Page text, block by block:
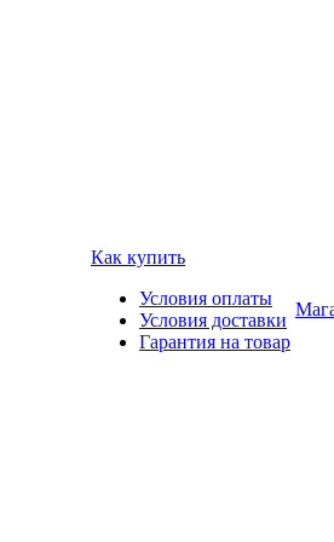
Как купить
Условия оплаты
Условия доставки
Гарантия на товар